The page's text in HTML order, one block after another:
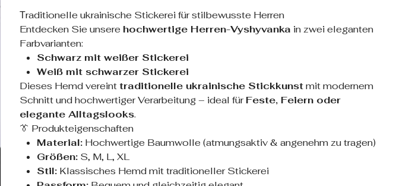
Тraditionelle ukrainische Stickerei für stilbewusste Herren
Entdecken Sie unsere hochwertige Herren-Vyshyvanka in zwei eleganten
Farbvarianten:
Schwarz mit weißer Stickerei
Weiß mit schwarzer Stickerei
Dieses Hemd vereinttraditionelle ukrainische Stickkunstmit modernem
Schnitt und hochwertiger Verarbeitung – ideal fürFeste, Feiern oder
elegante Alltagslooks.
👔 Produkteigenschaften
Material:Hochwertige Baumwolle (atmungsaktiv & angenehm zu tragen)
Größen:S, M, L, XL
Stil:Klassisches Hemd mit traditioneller Stickerei